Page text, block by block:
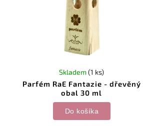
Parfém RaE Fantazie - dřevěný
obal 30 ml
Skladem(1 ks)
Do košíka